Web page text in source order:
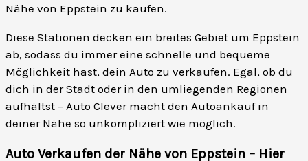
Nähe von Eppstein zu kaufen.
Diese Stationen decken ein breites Gebiet um Eppstein
ab, sodass du immer eine schnelle und bequeme
Möglichkeit hast, dein Auto zu verkaufen. Egal, ob du
dich in der Stadt oder in den umliegenden Regionen
aufhältst – Auto Clever macht den Autoankauf in
deiner Nähe so unkompliziert wie möglich.
Auto Verkaufen der Nähe von Eppstein – Hier